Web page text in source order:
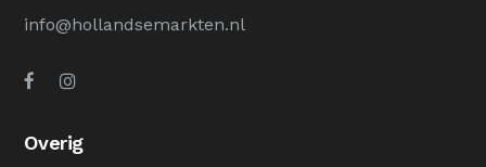
info@hollandsemarkten.nl
Overig